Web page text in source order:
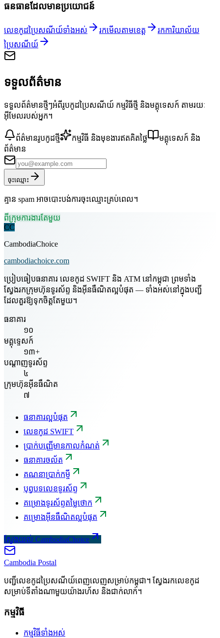
ធនធានដែលមានប្រយោជន៍
លេខកូដប្រៃសណីយ៍ទាំងអស់ រកមើលតាមខេត្ត
រកការិយាល័យ
ប្រៃសណីយ៍
ទទួលព័ត៌មាន
ទទួលព័ត៌មានថ្មីៗអំពីរូបកូដប្រៃសណីយ៍ កម្មវិធីថ្មី និងមគ្គុទេសក៍ តាមរយៈ
អ៊ីមែលរបស់អ្នក។
ព័ត៌មានរូបកូដថ្មី កម្មវិធី និងមុខងារឥតគិតថ្លៃ
មគ្គុទេសក៍ និង
ព័ត៌មាន
ចុះឈ្មោះ
គ្មាន spam អាចបោះបង់ការចុះឈ្មោះគ្រប់ពេល។
ពីក្រុមការងារតែមួយ
CC
CambodiaChoice
cambodiachoice.com
ប្រៀបធៀបធនាគារ លេខកូដ SWIFT និង ATM នៅកម្ពុជា ព្រមទាំង
ស្វែងរកក្រុមហ៊ុនទូរស័ព្ទ និងអ៊ីនធឺណិតល្អបំផុត — ទាំងអស់នៅក្នុងបញ្ជី
ដែលគួរឱ្យទុកចិត្តតែមួយ។
ធនាគារ
១០
មគ្គុទ្ទេសក៍
១៣+
បណ្តាញទូរស័ព្ទ
៤
ក្រុមហ៊ុនអ៊ីនធឺណិត
៧
ធនាគារល្អបំផុត
លេខកូដ SWIFT
ប្រាក់បញ្ញើមានកាលកំណត់
ធនាគារចល័ត
គណនាប្រាក់កម្ចី
បុព្វបទលេខទូរស័ព្ទ
គម្រោងទូរស័ព្ទតម្លៃថោក
គម្រោងអ៊ីនធឺណិតល្អបំផុត
ស្វែងយល់ CambodiaChoice
Cambodia Postal
បញ្ជីលេខកូដប្រៃសណីយ៍ពេញលេញសម្រាប់កម្ពុជា។ ស្វែងរកលេខកូដ
សម្រាប់ទីតាំងណាមួយយ៉ាងរហ័ស និងជាក់លាក់។
កម្មវិធី
កម្មវិធីទាំងអស់